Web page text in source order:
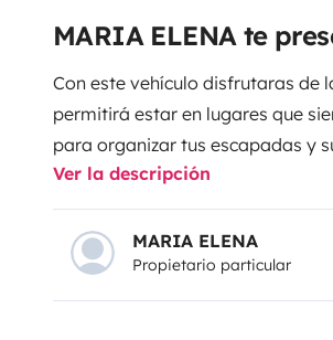
MARIA ELENA te
Con este vehículo disfrutaras de
permitirá estar en lugares que
para organizar tus escapadas y
tener total independencia.
rincones más escondidos.
Ver la descripción
MARIA ELENA
Propietario particular